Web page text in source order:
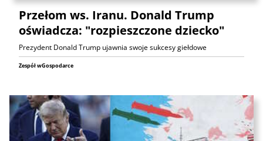
Przełom ws. Iranu. Donald Trump
oświadcza: "rozpieszczone dziecko"
Prezydent Donald Trump ujawnia swoje sukcesy giełdowe
Zespół wGospodarce